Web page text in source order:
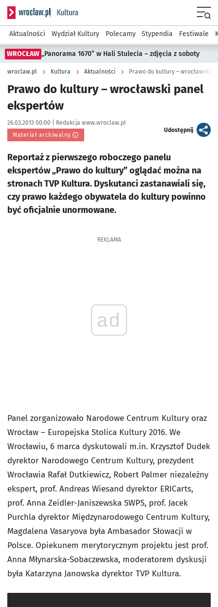
Serwis informacyjny wroclaw.pl podserwis: Kultura
Aktualności Wydział Kultury Polecamy Stypendia Festiwale
WROCŁAW „Panorama 1670” w Hali Stulecia – zdjęcia z soboty
wroclaw.pl Kultura Aktualności Prawo do kultury – wrocławski
Prawo do kultury – wrocławski panel
ekspertów
Data publikacji:
26.03.2013 00:00 | Autor:
Redakcja www.wroclaw.pl
Materiał archiwalny
Udostępnijartykuł
Reportaż z pierwszego roboczego panelu
ekspertów „Prawo do kultury” oglądać można na
stronach TVP Kultura. Dyskutanci zastanawiali się,
czy prawo każdego obywatela do kultury powinno
być oficjalnie unormowane.
REKLAMA
ad
Panel zorganizowało Narodowe Centrum Kultury oraz
Wrocław – Europejska Stolica Kultury 2016. We
Wrocławiu, 6 marca dyskutowali m.in. Krzysztof Dudek
dyrektor Narodowego Centrum Kultury, prezydent
Wrocławia Rafał Dutkiewicz, Robert Palmer niezależny
ekspert, prof. Andreas Wiesand dyrektor ERICarts,
prof. Anna Zeidler-Janiszewska SWPS, prof. Jacek
Purchla dyrektor Międzynarodowego Centrum Kultury,
Magdalena Vasaryova była Ambasador Słowacji w
Polsce. Opiekunem merytorycznym projektu jest prof.
Anna Młynarska-Sobaczewska, moderatorem dyskusji
była Katarzyna Janowska dyrektor TVP Kultura.